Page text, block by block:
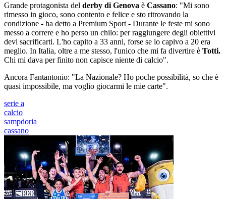
Grande protagonista del derby di Genova è Cassano: "Mi sono
rimesso in gioco, sono contento e felice e sto ritrovando la
condizione - ha detto a Premium Sport - Durante le feste mi sono
messo a correre e ho perso un chilo: per raggiungere degli obiettivi
devi sacrificarti. L'ho capito a 33 anni, forse se lo capivo a 20 era
meglio. In Italia, oltre a me stesso, l'unico che mi fa divertire è Totti.
Chi mi dava per finito non capisce niente di calcio".
Ancora Fantantonio: "La Nazionale? Ho poche possibilità, so che è
quasi impossibile, ma voglio giocarmi le mie carte".
serie a
calcio
sampdoria
cassano